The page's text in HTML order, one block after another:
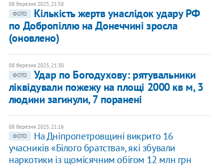
08 березня 2025, 21:58
ФОТО
Кількість жертв унаслідок удару РФ
по Добропіллю на Донеччині зросла
(оновлено)
08 березня 2025, 21:30
ФОТО
Удар по Богодухову: рятувальники
ліквідували пожежу на площі 2000 кв м, 3
людини загинули, 7 поранені
08 березня 2025, 21:16
ФОТО
На Дніпропетровщині викрито 16
учасників «Білого братства», які збували
наркотики із щомісячним обігом 12 млн грн